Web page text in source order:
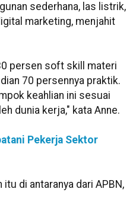
sederhana, las listrik,
marketing, menjahit
persen soft skill materi
70 persennya praktik.
keahlian ini sesuai
dunia kerja," kata Anne.
Pekerja Sektor
di antaranya dari APBN,